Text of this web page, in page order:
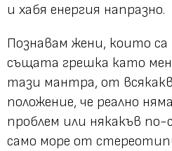
и хабя енергия напразно.
Познавам жени, които
същата грешка като
тази мантра, от
положение, че реално
проблем или някакъв по-
само море от